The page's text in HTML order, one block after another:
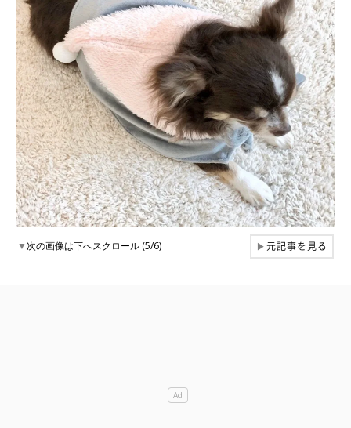
▼次の画像は下へスクロール (5/6) ▶元記事を見る